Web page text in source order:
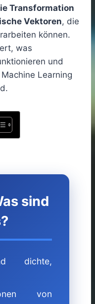
Transformation
Vektoren, die
können.
was
und
Learning
sind
dichte,
von